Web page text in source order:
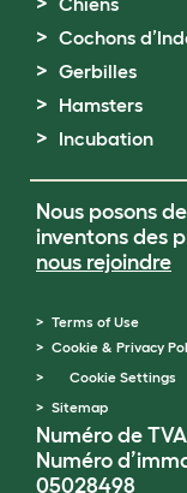
Cochons
Gerbilles
Hamsters
Incubation
Nous posons
inventons des
nous rejoindre
Terms of Use
Cookie & Privacy
Cookie Settings
Sitemap
Numéro de
Numéro
05028498